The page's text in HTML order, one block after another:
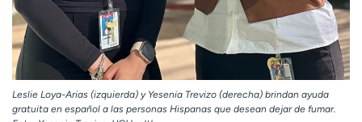
Leslie Loya-Arias (izquierda) y Yesenia Trevizo (derecha) brindan ayuda
gratuita en español a las personas Hispanas que desean dejar de fumar.